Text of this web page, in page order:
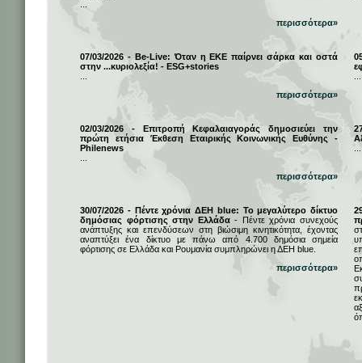
περισσότερα»
07/03/2026 - Be-Live: Όταν η ΕΚΕ παίρνει σάρκα και οστά
στην ...κυριολεξία! - ESG+stories
περισσότερα»
02/03/2026 - Επιτροπή Κεφαλαιαγοράς δημοσιεύει την
πρώτη ετήσια Έκθεση Εταιρικής Κοινωνικής Ευθύνης -
Philenews
περισσότερα»
30/07/2026 - Πέντε χρόνια ΔΕΗ blue: Το μεγαλύτερο δίκτυο
δημόσιας φόρτισης στην Ελλάδα- Πέντε χρόνια συνεχούς
ανάπτυξης και επενδύσεων στη βιώσιμη κινητικότητα, έχοντας
αναπτύξει ένα δίκτυο με πάνω από 4.700 δημόσια σημεία
φόρτισης σε Ελλάδα και Ρουμανία συμπληρώνει η ΔΕΗ blue.
περισσότερα»